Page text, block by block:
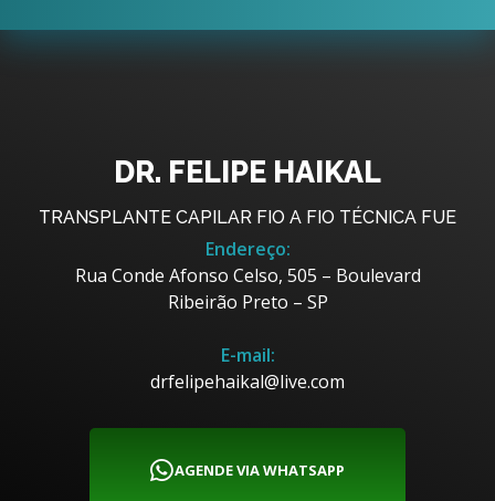
DR. FELIPE HAIKAL
TRANSPLANTE CAPILAR FIO A FIO TÉCNICA FUE
Endereço:
Rua Conde Afonso Celso, 505 – Boulevard
Ribeirão Preto – SP
E-mail:
drfelipehaikal@live.com
AGENDE VIA WHATSAPP